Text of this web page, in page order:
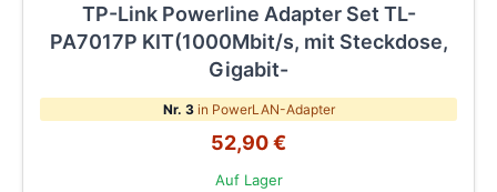
TP-Link Powerline Adapter Set TL-
PA7017P KIT(1000Mbit/s, mit Steckdose,
Gigabit-
Nr. 3in PowerLAN-Adapter
52,90 €
Auf Lager